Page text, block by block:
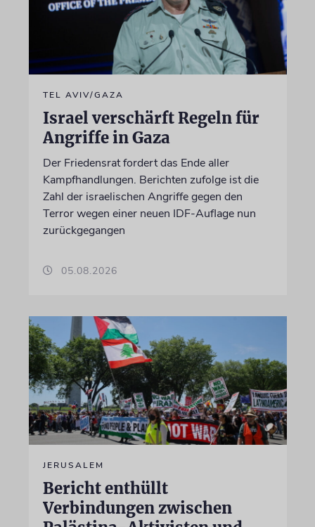
TEL AVIV/GAZA
Israel verschärft Regeln für
Angriffe in Gaza
Der Friedensrat fordert das Ende aller
Kampfhandlungen. Berichten zufolge ist die
Zahl der israelischen Angriffe gegen den
Terror wegen einer neuen IDF-Auflage nun
zurückgegangen
05.08.2026
JERUSALEM
Bericht enthüllt
Verbindungen zwischen